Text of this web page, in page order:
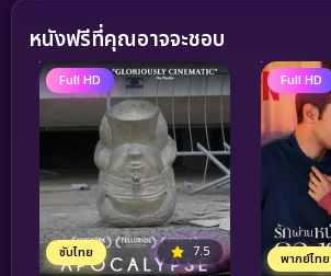
หนังฟรีที่คุณอาจจะชอบ
Full HD
ซับไทย 7.5
Full HD
พากย์ไทย